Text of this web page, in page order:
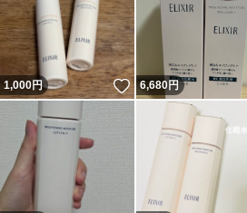
1,000円 いいね！
6,680円